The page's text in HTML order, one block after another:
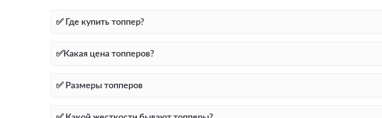
✅ Где купить топпер?
✅Какая цена топперов?
✅ Размеры топперов